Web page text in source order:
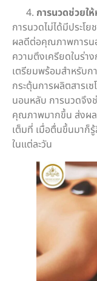
การนวดช่วยใ
การนวดไม่ได้มีประโ
ผลดีต่อคุณภาพการน
ความตึงเครียดในร่า
เตรียมพร้อมสำหรับ
กระตุ้นการผลิตสารเ
นอนหลับ การนวดจึง
คุณภาพมากขึ้น ส่งผล
เต็มที่ เมื่อตื่นขึ้นมาก็
ในแต่ละวัน